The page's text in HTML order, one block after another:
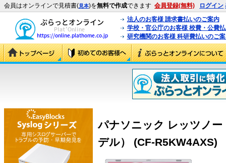
会員はオンラインで見積書(見本)を無料で作成できます 会員登録(無料) ログイン
法人のお客様 請求書払いのご案内
学校・官公庁のお客様 校費・公費
研究機関のお客様 科研費払いのご
パナソニック レッツノ
デル） (CF-R5KW4AXS)